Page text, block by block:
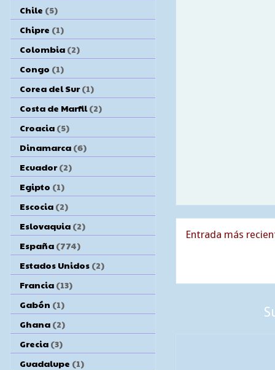
Entrada más
Chile (5)
Chipre (1)
Colombia (2)
Congo (1)
Corea del Sur (1)
Costa de Marfil (2)
Croacia (5)
Dinamarca (6)
Ecuador (2)
Egipto (1)
Escocia (2)
Eslovaquia (2)
España (774)
Estados Unidos (2)
Francia (13)
Gabón (1)
Ghana (2)
Grecia (3)
Guadalupe (1)